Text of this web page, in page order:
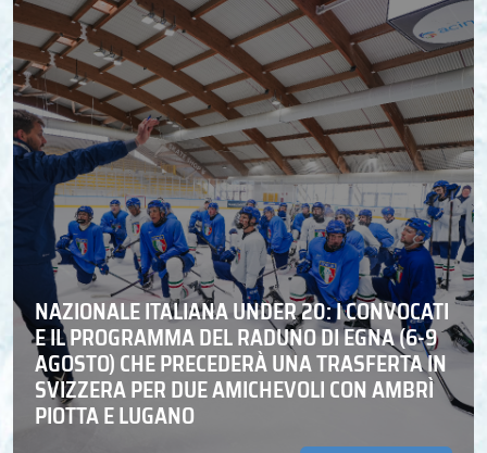
NAZIONALE ITALIANA UNDER 20: I CONVOCATI
E IL PROGRAMMA DEL RADUNO DI EGNA (6-9
AGOSTO) CHE PRECEDERÀ UNA TRASFERTA IN
SVIZZERA PER DUE AMICHEVOLI CON AMBRÌ
PIOTTA E LUGANO